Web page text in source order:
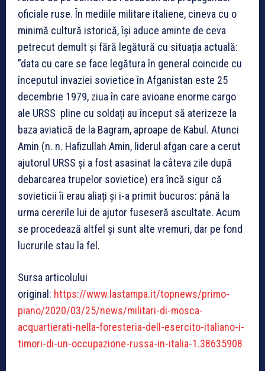
oficiale ruse. În mediile militare italiene, cineva cu o
minimă cultură istorică, își aduce aminte de ceva
petrecut demult și fără legătură cu situația actuală:
”data cu care se face legătura în general coincide cu
începutul invaziei sovietice în Afganistan este 25
decembrie 1979, ziua în care avioane enorme cargo
ale URSS pline cu soldați au început să aterizeze la
baza aviatică de la Bagram, aproape de Kabul. Atunci
Amin (n. n. Hafizullah Amin, liderul afgan care a cerut
ajutorul URSS și a fost asasinat la câteva zile după
debarcarea trupelor sovietice) era încă sigur că
sovieticii îi erau aliați și i-a primit bucuros: până la
urma cererile lui de ajutor fuseseră ascultate. Acum
se procedează altfel și sunt alte vremuri, dar pe fond
lucrurile stau la fel.
Sursa articolului
original: https://www.lastampa.it/topnews/primo-
piano/2020/03/25/news/militari-di-mosca-
acquartierati-nella-foresteria-dell-esercito-italiano-i-
timori-di-un-occupazione-russa-in-italia-1.38635908